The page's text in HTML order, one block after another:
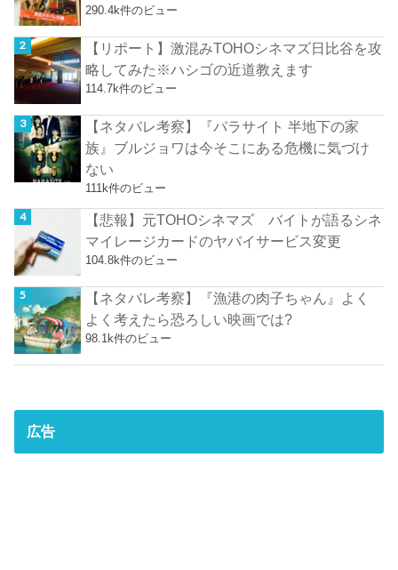
290.4k件のビュー
【リポート】激混みTOHOシネマズ日比谷を攻
略してみた※ハシゴの近道教えます
114.7k件のビュー
【ネタバレ考察】『パラサイト 半地下の家
族』ブルジョワは今そこにある危機に気づけ
ない
111k件のビュー
【悲報】元TOHOシネマズ バイトが語るシネ
マイレージカードのヤバイサービス変更
104.8k件のビュー
【ネタバレ考察】『漁港の肉子ちゃん』よく
よく考えたら恐ろしい映画では?
98.1k件のビュー
広告